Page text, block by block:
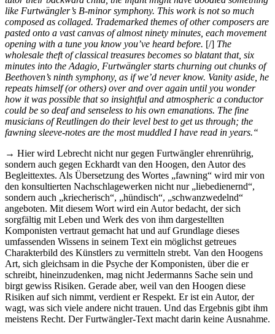
like Furtwängler’s B-minor symphony. This work is not so much
composed as collaged. Trademarked themes of other composers are
pasted onto a vast canvas of almost ninety minutes, each movement
opening with a tune you know you’ve heard before. [/] The
wholesale theft of classical treasures becomes so blatant that, six
minutes into the Adagio, Furtwängler starts churning out chunks of
Beethoven’s ninth symphony, as if we’d never know. Vanity aside, he
repeats himself (or others) over and over again until you wonder
how it was possible that so insightful and atmospheric a conductor
could be so deaf and senseless to his own emanations. The fine
musicians of Reutlingen do their level best to get us through; the
fawning sleeve-notes are the most muddled I have read in years.“
→ Hier wird Lebrecht nicht nur gegen Furtwängler ehrenrührig,
sondern auch gegen Eckhardt van den Hoogen, den Autor des
Begleittextes. Als Übersetzung des Wortes „fawning“ wird mir von
den konsultierten Nachschlagewerken nicht nur „liebedienernd“,
sondern auch „kriecherisch“, „hündisch“, „schwanzwedelnd“
angeboten. Mit diesem Wort wird ein Autor bedacht, der sich
sorgfältig mit Leben und Werk des von ihm dargestellten
Komponisten vertraut gemacht hat und auf Grundlage dieses
umfassenden Wissens in seinem Text ein möglichst getreues
Charakterbild des Künstlers zu vermitteln strebt. Van den Hoogens
Art, sich gleichsam in die Psyche der Komponisten, über die er
schreibt, hineinzudenken, mag nicht Jedermanns Sache sein und
birgt gewiss Risiken. Gerade aber, weil van den Hoogen diese
Risiken auf sich nimmt, verdient er Respekt. Er ist ein Autor, der
wagt, was sich viele andere nicht trauen. Und das Ergebnis gibt ihm
meistens Recht. Der Furtwängler-Text macht darin keine Ausnahme.